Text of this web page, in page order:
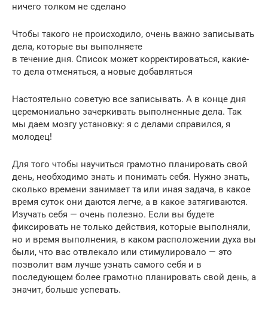
ничего толком не сделано
Чтобы такого не происходило, очень важно записывать
дела, которые вы выполняете
в течение дня. Список может корректироваться, какие-
то дела отменяться, а новые добавляться
Настоятельно советую все записывать. А в конце дня
церемониально зачеркивать выполненные дела. Так
мы даем мозгу установку: я с делами справился, я
молодец!
Для того чтобы научиться грамотно планировать свой
день, необходимо знать и понимать себя. Нужно знать,
сколько времени занимает та или иная задача, в какое
время суток они даются легче, а в какое затягиваются.
Изучать себя — очень полезно. Если вы будете
фиксировать не только действия, которые выполняли,
но и время выполнения, в каком расположении духа вы
были, что вас отвлекало или стимулировало — это
позволит вам лучше узнать самого себя и в
последующем более грамотно планировать свой день, а
значит, больше успевать.